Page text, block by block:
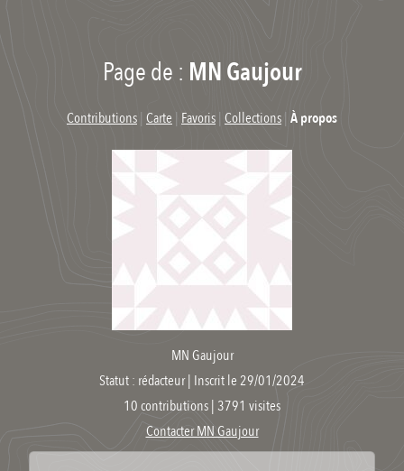
Page de : MN Gaujour
Contributions| Carte | Favoris| Collections| À propos
MN Gaujour
Statut : rédacteur | Inscrit le 29/01/2024
10 contributions | 3791 visites
Contacter MN Gaujour